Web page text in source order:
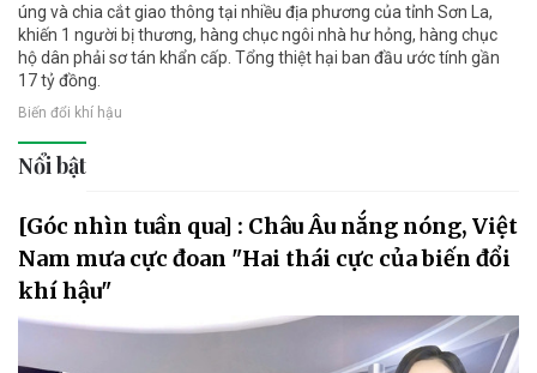
úng và chia cắt giao thông tại nhiều địa phương của tỉnh Sơn La,
khiến 1 người bị thương, hàng chục ngôi nhà hư hỏng, hàng chục
hộ dân phải sơ tán khẩn cấp. Tổng thiệt hại ban đầu ước tính gần
17 tỷ đồng.
Biến đổi khí hậu
Nổi bật
[Góc nhìn tuần qua] : Châu Âu nắng nóng, Việt
Nam mưa cực đoan "Hai thái cực của biến đổi
khí hậu"